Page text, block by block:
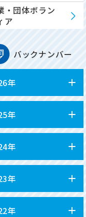
・団体ボラン
ア
バックナンバー
年
年
年
年
年